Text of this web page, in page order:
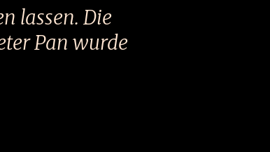
lassen. Die
Pan wurde